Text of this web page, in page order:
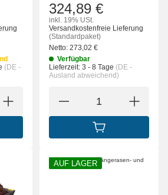
(DE -
324,89 €
inkl. 19% USt.
Versandkostenfreie Lieferung
(Standardpaket)
Netto: 273,02 €
Verfügbar
Lieferzeit: 3 - 8 Tage (DE -
Ausland abweichend)
IN DEN
AUF LAGER